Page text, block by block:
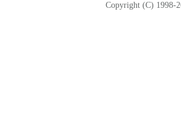
Copyright (C) 1998-